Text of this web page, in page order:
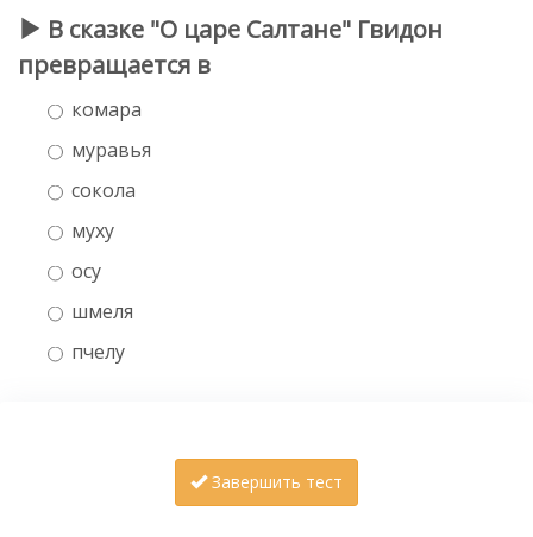
В сказке "О царе Салтане" Гвидон
превращается в
комара
муравья
сокола
муху
осу
шмеля
пчелу
Завершить тест